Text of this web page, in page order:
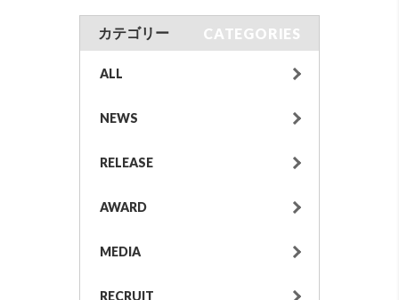
カテゴリー CATEGORIES
ALL
NEWS
RELEASE
AWARD
MEDIA
RECRUIT